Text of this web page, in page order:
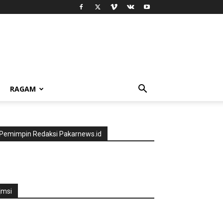
RAGAM
Pemimpin Redaksi Pakarnews.id